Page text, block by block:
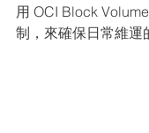
用 OCI Block
制，來確保日常維運